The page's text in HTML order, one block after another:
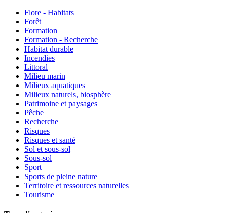
Flore - Habitats
Forêt
Formation
Formation - Recherche
Habitat durable
Incendies
Littoral
Milieu marin
Milieux aquatiques
Milieux naturels, biosphère
Patrimoine et paysages
Pêche
Recherche
Risques
Risques et santé
Sol et sous-sol
Sous-sol
Sport
Sports de pleine nature
Territoire et ressources naturelles
Tourisme